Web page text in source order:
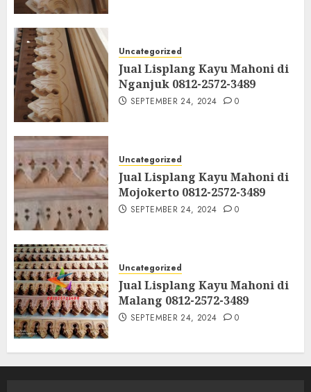
Uncategorized
Jual Lisplang Kayu Mahoni di
Nganjuk 0812-2572-3489
SEPTEMBER 24, 2024 0
Uncategorized
Jual Lisplang Kayu Mahoni di
Mojokerto 0812-2572-3489
SEPTEMBER 24, 2024 0
Uncategorized
Jual Lisplang Kayu Mahoni di
Malang 0812-2572-3489
SEPTEMBER 24, 2024 0